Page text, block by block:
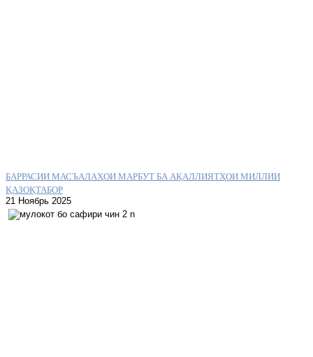
БАРРАСИИ МАСЪАЛАҲОИ МАРБУТ БА АҚАЛЛИЯТҲОИ МИЛЛИИ
ҚАЗОҚТАБОР
21 Ноябрь 2025